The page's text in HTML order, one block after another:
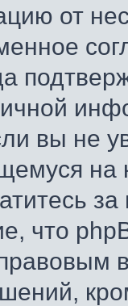
от
вы не
что